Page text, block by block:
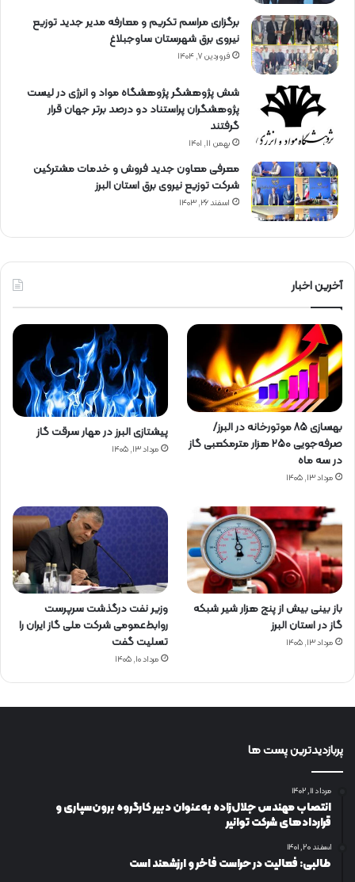
برگزاری مراسم تكریم و معارفه مدیر جدید توزیع
نیروی برق شهرستان ساوجبلاغ
فروردین ۷, ۱۴۰۴
شش پژوهشگر پژوهشگاه مواد و انرژی در لیست
پژوهشگران پراستناد دو درصد برتر جهان قرار
گرفتند
بهمن ۱۱, ۱۴۰۱
معرفی معاون جدید فروش و خدمات مشتركین
شركت توزیع نیروی برق استان البرز
اسفند ۲۶, ۱۴۰۳
آخرین اخبار
بهسازی ۸۵ موتورخانه در البرز/
صرفه‌جویی ۲۵۰ هزار مترمکعبی گاز
در سه ماه
مرداد ۱۳, ۱۴۰۵
پیشتازی البرز در مهار سرقت گاز
مرداد ۱۳, ۱۴۰۵
باز بینی بیش از پنج هزار شیر شبکه
گاز در استان البرز
مرداد ۱۳, ۱۴۰۵
وزیر نفت درگذشت سرپرست
روابط‌عمومی شرکت ملی گاز ایران را
تسلیت گفت
مرداد ۱۰, ۱۴۰۵
پربازدیدترین پست ها
مرداد ۱۱, ۱۴۰۲
انتصاب مهندس جلال‌زاده به‌عنوان دبیر كارگروه برون‌سپاری و
قراردادهای شركت توانیر
اسفند ۲۰, ۱۴۰۱
طالبی: فعالیت در حراست فاخر و ارزشمند است